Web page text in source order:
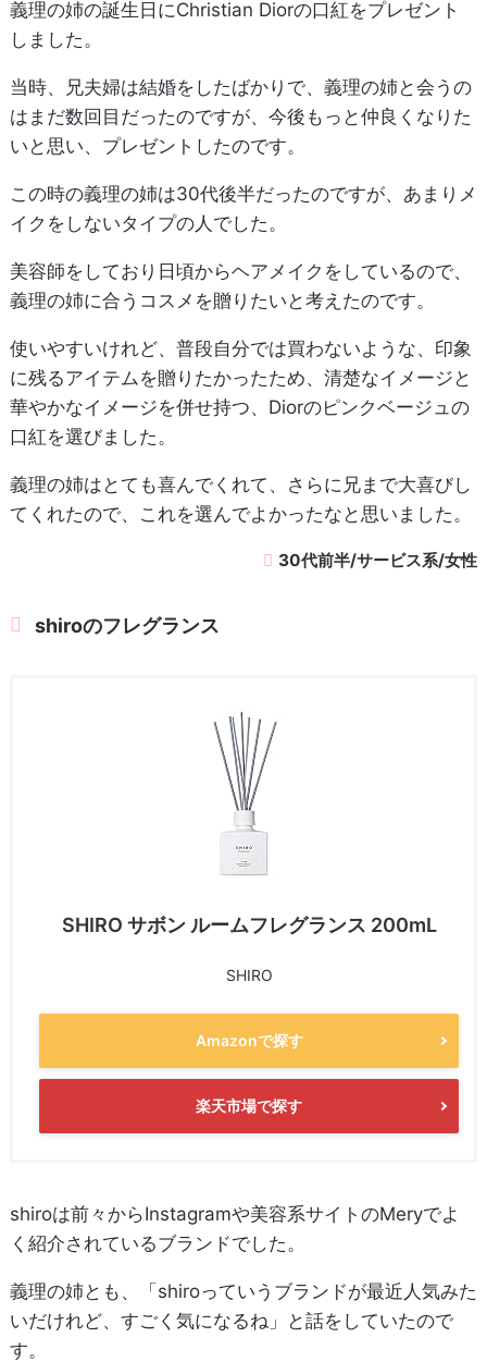
義理の姉の誕生日にChristian Diorの口紅をプレゼント
しました。
当時、兄夫婦は結婚をしたばかりで、義理の姉と会うの
はまだ数回目だったのですが、今後もっと仲良くなりた
いと思い、プレゼントしたのです。
この時の義理の姉は30代後半だったのですが、あまりメ
イクをしないタイプの人でした。
美容師をしており日頃からヘアメイクをしているので、
義理の姉に合うコスメを贈りたいと考えたのです。
使いやすいけれど、普段自分では買わないような、印象
に残るアイテムを贈りたかったため、清楚なイメージと
華やかなイメージを併せ持つ、Diorのピンクベージュの
口紅を選びました。
義理の姉はとても喜んでくれて、さらに兄まで大喜びし
てくれたので、これを選んでよかったなと思いました。
30代前半/サービス系/女性
shiroのフレグランス
SHIRO サボン ルームフレグランス 200mL
SHIRO
Amazonで探す
楽天市場で探す
shiroは前々からInstagramや美容系サイトのMeryでよ
く紹介されているブランドでした。
義理の姉とも、「shiroっていうブランドが最近人気みた
いだけれど、すごく気になるね」と話をしていたので
す。